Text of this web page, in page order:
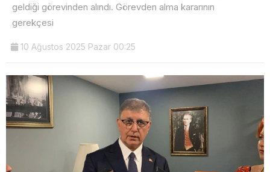
geldiği görevinden alındı. Görevden alma kararının
gerekçesi
10 Ağustos 2025 Pazar 00:25